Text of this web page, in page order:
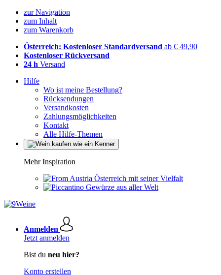
zur Navigation
zum Inhalt
zum Warenkorb
Österreich: Kostenloser Standardversand ab € 49,90
Kostenloser Rückversand
24 h Versand
Hilfe
Wo ist meine Bestellung?
Rücksendungen
Versandkosten
Zahlungsmöglichkeiten
Kontakt
Alle Hilfe-Themen
Mehr Inspiration
Österreich mit seiner Vielfalt
Gewürze aus aller Welt
Anmelden
Jetzt anmelden
Bist du neu hier?
Konto erstellen